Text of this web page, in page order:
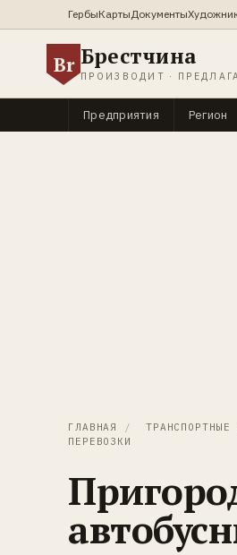
ГербыКартыДокументы
Br Брестчина
ПРОИЗВОДИТ ·
Предприятия Регион
ГЛАВНАЯ / ТРАНСПОРТНЫЕ
ПЕРЕВОЗКИ